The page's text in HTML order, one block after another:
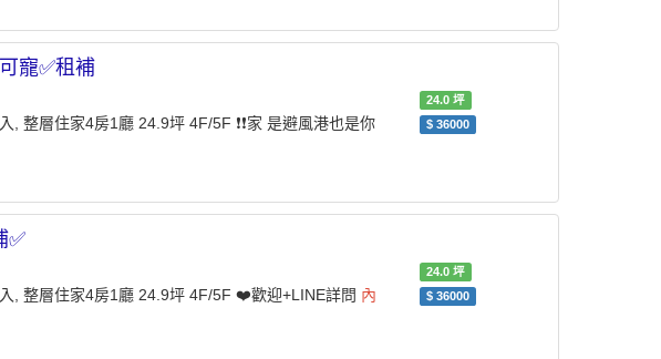
寵✅租補
24.0坪
$ 36000
整層住家4房1廳 24.9坪 4F/5F ❗❗️家 是避風港也是你
✅
24.0坪
$ 36000
, 整層住家4房1廳 24.9坪 4F/5F ❤️歡迎+LINE詳問 內